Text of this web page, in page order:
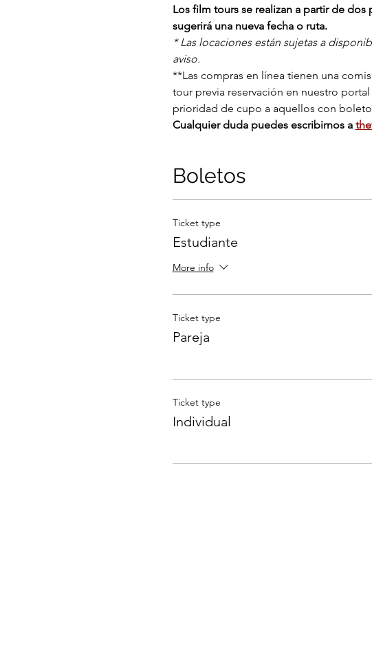
Los film tours se realizan a partir de
sugerirá una nueva fecha o ruta.
* Las locaciones están sujetas a
aviso.
**Las compras en línea tienen una
tour previa reservación en nuestro
prioridad de cupo a aquellos con
Cualquier duda puedes escribirnos a
Boletos
Ticket type
Estudiante
More info
Ticket type
Pareja
Ticket type
Individual